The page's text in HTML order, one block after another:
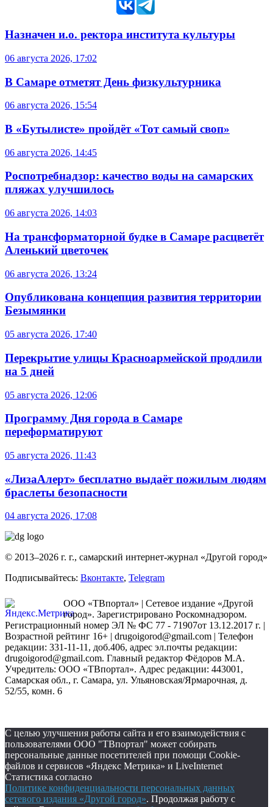
Назначен и.о. ректора института культуры
06 августа 2026, 17:02
В Самаре отметят День физкультурника
06 августа 2026, 15:54
В «Бутылисте» пройдёт «Тот самый своп»
06 августа 2026, 14:45
Роспотребнадзор: качество воды на самарских
пляжах улучшилось
06 августа 2026, 14:03
На трансформаторной будке в Самаре расцветёт
Аленький цветочек
06 августа 2026, 13:24
Опубликована концепция развития территории
Безымянки
05 августа 2026, 17:40
Перекрытие улицы Красноармейской продлили
на 5 дней
05 августа 2026, 12:06
Программу Дня города в Самаре
переформатируют
05 августа 2026, 11:43
«ЛизаАлерт» бесплатно выдаёт пожилым людям
браслеты безопасности
04 августа 2026, 17:08
© 2013–2026 г. г., самарский интернет-журнал «Другой город»
Подписывайтесь: Вконтакте, Telegram
ООО «ТВпортал» | Сетевое издание «Другой
город». Зарегистрировано Роскомнадзором.
Регистрационный номер ЭЛ № ФС 77 - 71907от 13.12.2017 г. |
Возрастной рейтинг 16+ | drugoigorod@gmail.com | Телефон
редакции: 331-11-11, доб.406, адрес эл.почты редакции:
drugoigorod@gmail.com. Главный редактор Фёдоров М.А.
Учредитель: ООО «ТВпортал». Адрес редакции: 443001,
Самарская обл., г. Самара, ул. Ульяновская/Ярмарочная, д.
52/55, комн. 6
С целью улучшения работы сайта и его взаимодействия с
пользователями ООО "ТВпортал" может собирать
персональные данные посетителей при помощи Cookie-
файлов и сервисов «Яндекс Метрика» и LiveInternet
Статистика согласно
Политике конфиденциальности персональных данных
сетевого издания «Другой город». Продолжая работу с